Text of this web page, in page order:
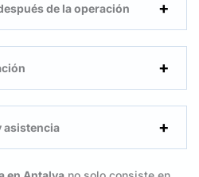
de la operación
asistencia